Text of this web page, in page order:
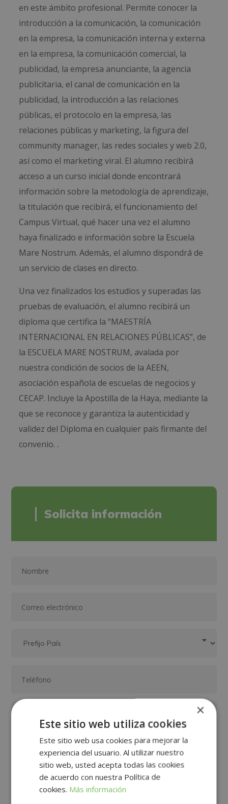
en este ámbito profesional. Permite conocer la
introducción a la comunicación, la comunicación
en la empresa, la comunicación interna y externa
en la empresa, la comunicación comercial, la
publicidad, la empresa anunciante, la agencia
publicitaria, el canal de comunicación en la
publicidad, la introducción a las relaciones
públicas, el protocolo en la empresa, las
relaciones públicas y marketing, la figura del
community manager, las redes sociales y web 2.0,
así como el marketing viral. El alumno recibirá
acceso a un curso inicial donde encontrará
información sobre la metodología de aprendizaje,
la titulación que recibirá, el funcionamiento del
Campus Virtual, qué hacer una vez el alumno
haya finalizado e información sobre la Escuela
Mare Nostrum. Además, el alumno dispondrá de
un servicio de clases en directo.
Una vez finalizados los estudios y superadas las
pruebas de evaluación, el alumno recibirá un
diploma que certifica la “MAESTRÍA
INTERNACIONAL EN RELACIONES PÚBLICAS”, de
la ESCUELA MARE NOSTRUM, avalada por
nuestra condición de socios de la AEEN,
asociación española de escuelas de negocios y
CECAP. Incluye la Apostilla de la Haya, mediante la
que se reconoce y garantiza la autenticidad y
validez del Diploma en cualquier país firmante del
convenio. .
Solicita información
GRUPO TARRACO DE ESCUELAS DE FORMACIÓN DE POSTGRADO, S.L., CIF:
B01589969, Domicilio: C/ Amadeu Vives, 5, Bloque 1 - Bajo C, 43481, La
Pineda, Tarragona.
×
Este sitio web utiliza cookies
Este sitio web usa cookies para mejorar la
experiencia del usuario. Al utilizar nuestro
sitio web, usted acepta todas las cookies
de acuerdo con nuestra Política de
cookies. Más información